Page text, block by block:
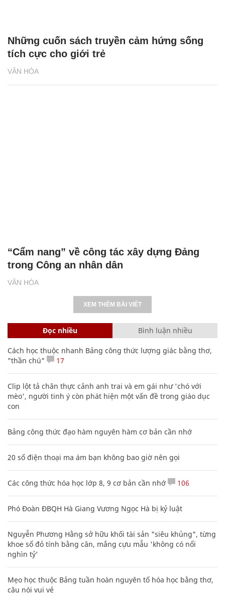
VĂN HÓA
Những cuốn sách truyền cảm hứng sống
tích cực cho giới trẻ
VĂN HÓA
“Cẩm nang” về công tác xây dựng Đảng
trong Công an nhân dân
XEM THÊM BÀI VIẾT
Đọc nhiều Bình luận nhiều
Cách học thuộc nhanh Bảng công thức lượng giác bằng thơ,
"thần chú"
17
Clip lột tả chân thực cảnh anh trai và em gái như 'chó với
mèo', người tinh ý còn phát hiện một vấn đề trong giáo dục
con
Bảng công thức đạo hàm nguyên hàm cơ bản cần nhớ
20 số điện thoại ma ám bạn không bao giờ nên gọi
Các công thức hóa học lớp 8, 9 cơ bản cần nhớ 106
Phó Đoàn ĐBQH Hà Giang Vương Ngọc Hà bị kỷ luật
Nguyễn Phương Hằng sở hữu khối tài sản "siêu khủng", từng
khoe sổ đỏ tính bằng cân, mắng cựu mẫu 'không có nổi
nghìn tỷ'
Mẹo học thuộc Bảng tuần hoàn nguyên tố hóa học bằng thơ,
câu nói vui vẻ